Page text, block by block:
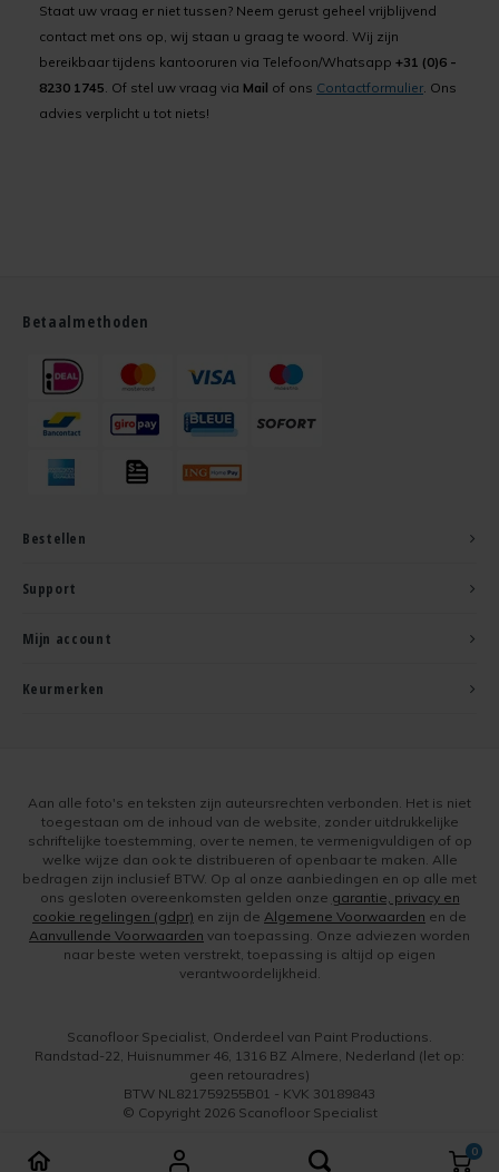
0
Staat uw vraag er niet tussen? Neem gerust geheel vrijblijvend
contact met ons op, wij staan u graag te woord. Wij zijn
bereikbaar tijdens kantooruren via Telefoon/Whatsapp +31 (0)6 -
8230 1745 . Of stel uw vraag via Mail of ons Contactformulier . Ons
advies verplicht u tot niets!
Betaalmethoden
Bestellen
Support
Mijn account
Keurmerken
Aan alle foto's en teksten zijn auteursrechten verbonden. Het is niet
toegestaan om de inhoud van de website, zonder uitdrukkelijke
schriftelijke toestemming, over te nemen, te vermenigvuldigen of op
welke wijze dan ook te distribueren of openbaar te maken. Alle
bedragen zijn inclusief BTW. Op al onze aanbiedingen en op alle met
ons gesloten overeenkomsten gelden onze garantie, privacy en
cookie regelingen (gdpr) en zijn de Algemene Voorwaarden en de
Aanvullende Voorwaarden van toepassing. Onze adviezen worden
naar beste weten verstrekt, toepassing is altijd op eigen
verantwoordelijkheid.
Scanofloor Specialist, Onderdeel van Paint Productions.
Randstad-22, Huisnummer 46, 1316 BZ Almere, Nederland (let op:
geen retouradres)
BTW NL821759255B01 - KVK 30189843
© Copyright 2026 Scanofloor Specialist
Vergelijk producten 0